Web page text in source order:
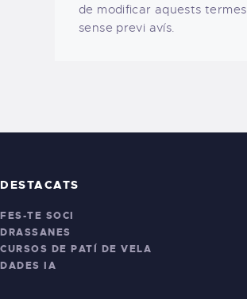
de modificar aquests termes
sense previ avís.
DESTACATS
FES-TE SOCI
DRASSANES
CURSOS DE PATÍ DE VELA
DADES IA